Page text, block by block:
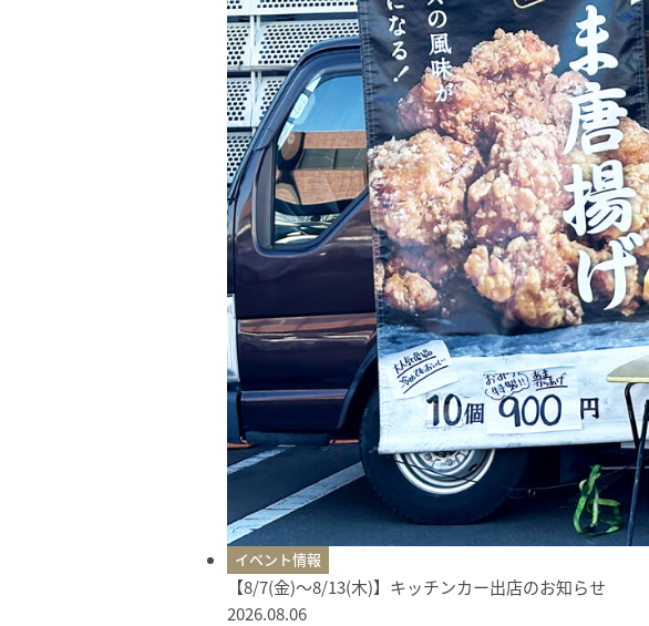
イベント情報
【8/7(金)〜8/13(木)】キッチンカー出店のお知らせ
2026.08.06